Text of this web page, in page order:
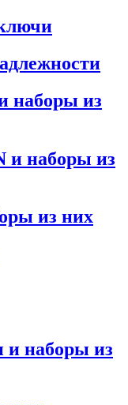
наборы из
и наборы из
из них
наборы из